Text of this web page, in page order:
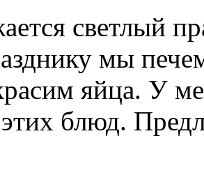
светлый
мы
яйца. У
блюд.